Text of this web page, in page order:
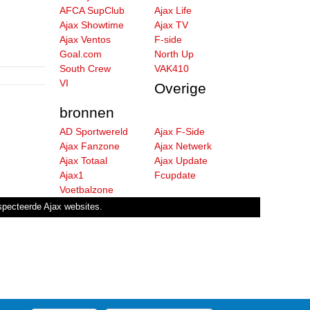
AFCA SupClub
Ajax Life
Ajax Showtime
Ajax TV
Ajax Ventos
F-side
Goal.com
North Up
South Crew
VAK410
VI
Overige
bronnen
AD Sportwereld
Ajax F-Side
Ajax Fanzone
Ajax Netwerk
Ajax Totaal
Ajax Update
Ajax1
Fcupdate
Voetbalzone
Ajax websites.